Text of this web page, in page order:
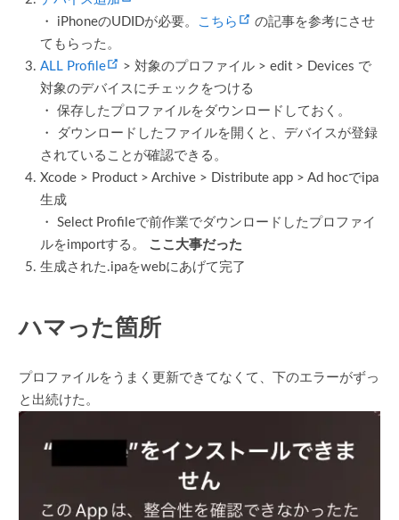
・ iPhoneのUDIDが必要。
こちら (opens new window)
の記事を参考にさせ
てもらった。
ALL Profile
(opens new window)
> 対象のプロファイル > edit > Devices で
対象のデバイスにチェックをつける
・ 保存したプロファイルをダウンロードしておく。
・ ダウンロードしたファイルを開くと、デバイスが登録
されていることが確認できる。
Xcode > Product > Archive > Distribute app > Ad hocでipa
生成
・ Select Profileで前作業でダウンロードしたプロファイ
ルをimportする。 ここ大事だった
生成された.ipaをwebにあげて完了
ハマった箇所
プロファイルをうまく更新できてなくて、下のエラーがずっ
と出続けた。